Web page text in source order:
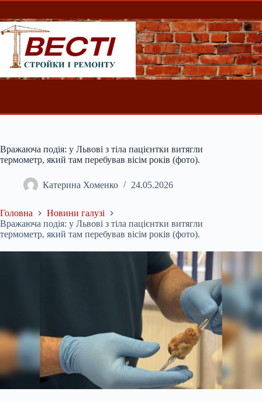
Перейти
вмісту
Вражаюча подія: у Львові з тіла пацієнтки витягли
термометр, який там перебував вісім років (фото).
Катерина Хоменко 24.05.2026
Головна
Новини галузі
Вражаюча подія: у Львові з тіла пацієнтки витягли
термометр, який там перебував вісім років (фото).